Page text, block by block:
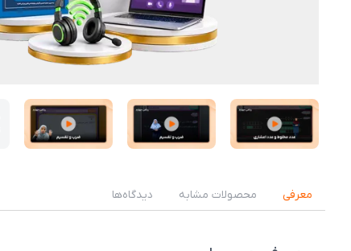
معرفی محصولات مشابه دیدگاه‌ها